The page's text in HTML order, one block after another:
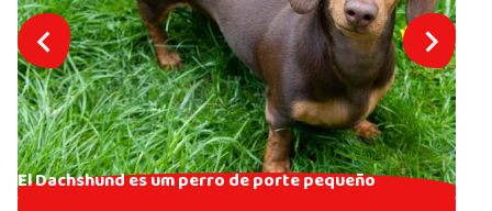
El Dachshund es um perro de porte pequeño